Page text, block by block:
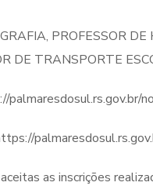
PROFESSOR
DE TRANSPORTE
as inscrições